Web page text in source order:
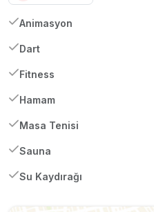
Animasyon
Dart
Fitness
Hamam
Masa Tenisi
Sauna
Su Kaydırağı